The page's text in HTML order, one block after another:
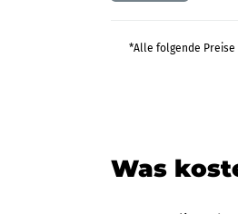
*Alle folgende Preise
Was